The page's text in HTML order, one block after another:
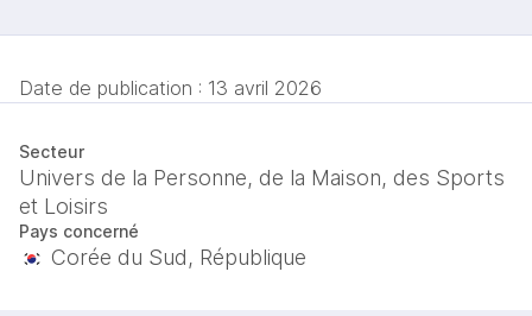
Date de publication : 13 avril 2026
Secteur
Univers de la Personne, de la Maison, des Sports
et Loisirs
Pays concerné
Corée du Sud, République